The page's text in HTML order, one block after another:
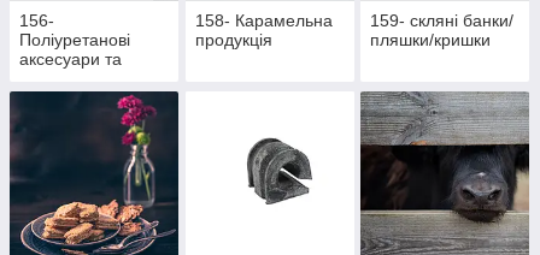
156-
Поліуретанові
аксесуари та
158- Карамельна
продукція
159- скляні банки/
пляшки/кришки